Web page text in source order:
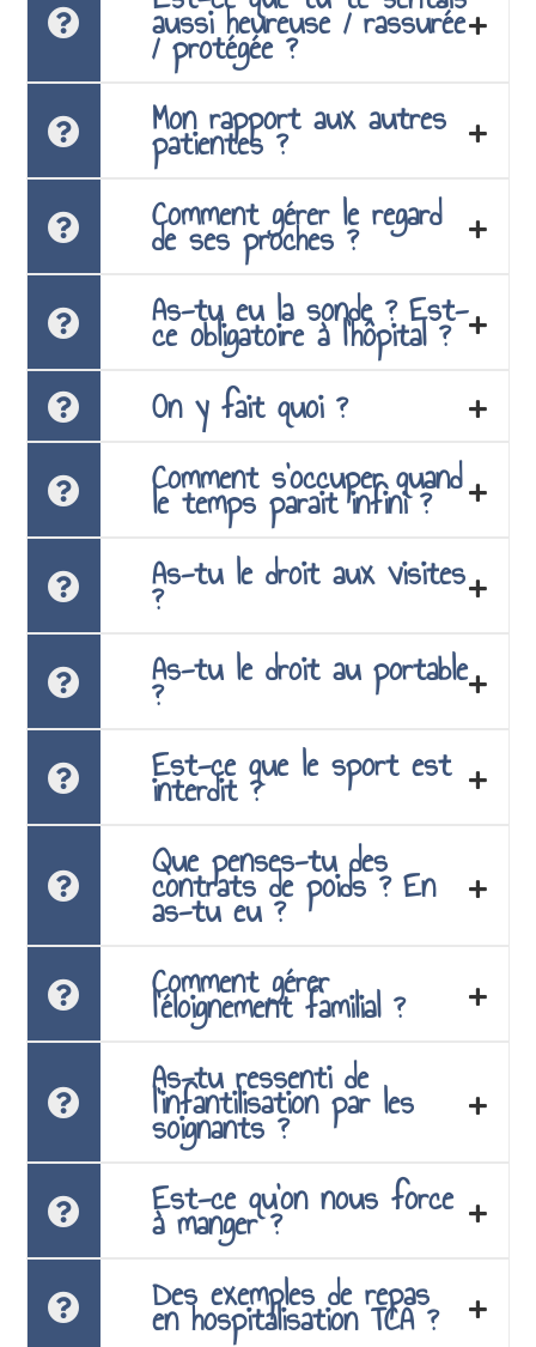
aussi heureuse / rassurée
/ protégée ?
Mon rapport aux autres
patientes ?
Comment gérer le regard
de ses proches ?
As-tu eu la sonde ? Est-
ce obligatoire à l’hôpital ?
On y fait quoi ?
Comment s’occuper quand
le temps parait infini ?
As-tu le droit aux visites
?
As-tu le droit au portable
?
Est-ce que le sport est
interdit ?
Que penses-tu des
contrats de poids ? En
as-tu eu ?
Comment gérer
l’éloignement familial ?
As-tu ressenti de
l’infantilisation par les
soignants ?
Est-ce qu’on nous force
à manger ?
Des exemples de repas
en hospitalisation TCA ?